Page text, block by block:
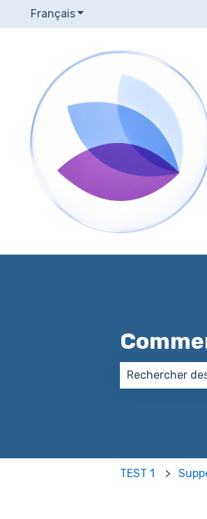
FrançaisAfficher le sous-menu
TEST 1